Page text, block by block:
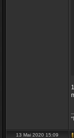
13 Mai 2020 15:09